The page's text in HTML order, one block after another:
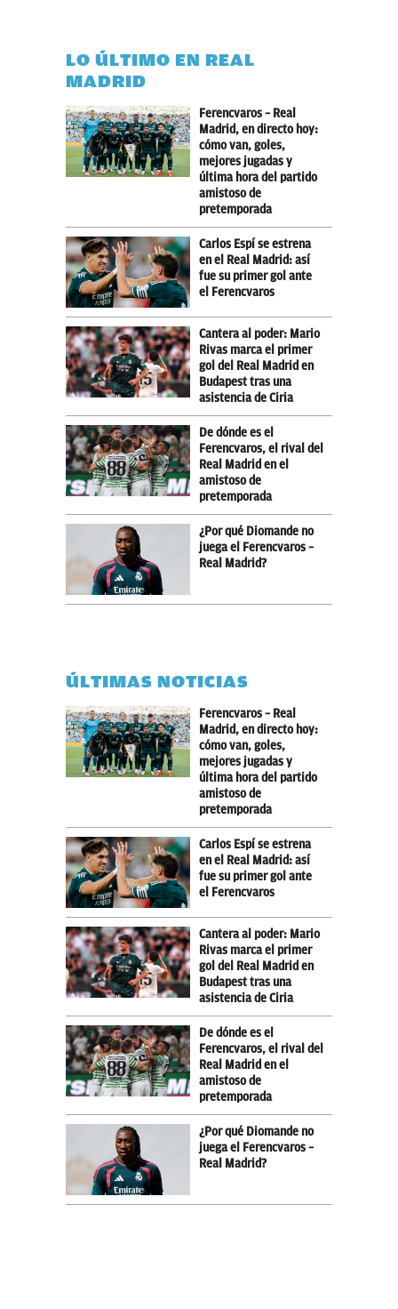
LO ÚLTIMO EN REAL
MADRID
Ferencvaros – Real
Madrid, en directo hoy:
cómo van, goles,
mejores jugadas y
última hora del partido
amistoso de
pretemporada
Carlos Espí se estrena
en el Real Madrid: así
fue su primer gol ante
el Ferencvaros
Cantera al poder: Mario
Rivas marca el primer
gol del Real Madrid en
Budapest tras una
asistencia de Ciria
De dónde es el
Ferencvaros, el rival del
Real Madrid en el
amistoso de
pretemporada
¿Por qué Diomande no
juega el Ferencvaros –
Real Madrid?
ÚLTIMAS NOTICIAS
Ferencvaros – Real
Madrid, en directo hoy:
cómo van, goles,
mejores jugadas y
última hora del partido
amistoso de
pretemporada
Carlos Espí se estrena
en el Real Madrid: así
fue su primer gol ante
el Ferencvaros
Cantera al poder: Mario
Rivas marca el primer
gol del Real Madrid en
Budapest tras una
asistencia de Ciria
De dónde es el
Ferencvaros, el rival del
Real Madrid en el
amistoso de
pretemporada
¿Por qué Diomande no
juega el Ferencvaros –
Real Madrid?